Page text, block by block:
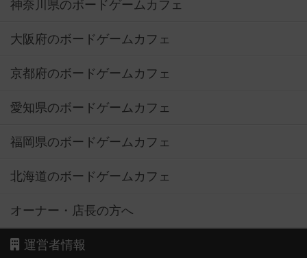
神奈川県のボードゲームカフェ
大阪府のボードゲームカフェ
京都府のボードゲームカフェ
愛知県のボードゲームカフェ
福岡県のボードゲームカフェ
北海道のボードゲームカフェ
オーナー・店長の方へ
運営者情報